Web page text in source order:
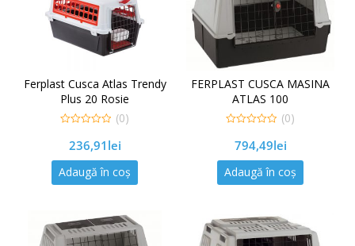
Ferplast Cusca Atlas Trendy
Plus 20 Rosie
out
5
(0)
236,91 lei
Adaugă în coș
FERPLAST CUSCA MASINA
ATLAS 100
out
5
(0)
794,49lei
Adaugă în coș